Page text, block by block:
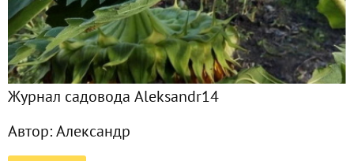
Журнал садовода Aleksandr14
Автор:Александр
Рыбалка. Начало
Перцы на подоконнике до нового года (учебного)
Осы в конце августа
Дикий огурец (эхоноцистис). Открытие сезона